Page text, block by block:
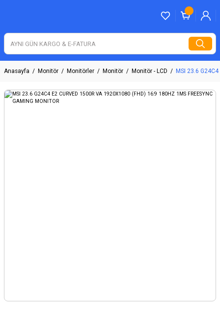
Anasayfa Monitör Monitörler Monitör Monitör - LCD MSI 23.6